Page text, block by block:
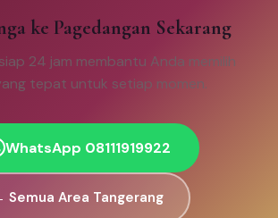
ke Pagedangan Sekarang
24 jam membantu Anda memilih
tepat untuk setiap momen.
WhatsApp 08111919922
Semua Area Tangerang